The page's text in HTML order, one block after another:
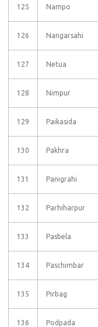
125 Nampo
126 Nangarsahi
127 Netua
128 Nimpur
129 Paikasida
130 Pakhra
131 Panigrahi
132 Parhiharpur
133 Pasbela
134 Paschimbar
135 Pirbag
136 Podpada